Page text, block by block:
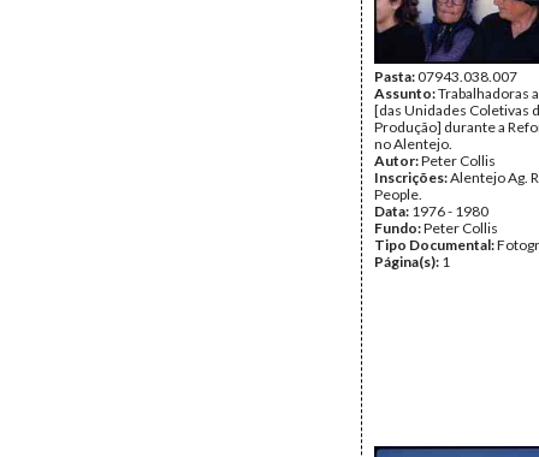
Pasta:07943.038.007
Assunto:Trabalhadoras
[das Unidades Coletivas
Produção] durante a
no Alentejo.
Autor:Peter Collis
Inscrições:Alentejo Ag.
People.
Data: 1976 - 1980
Fundo:Peter Collis
Tipo Documental:
Página(s): 1